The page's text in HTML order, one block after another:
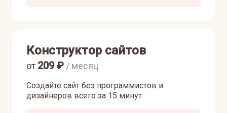
Конструктор сайтов
Создайте сайт без программистов и
дизайнеров всего за 15 минут
от 209₽ / месяц